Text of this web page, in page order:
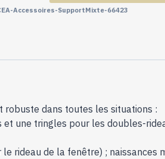
Mixtes
-
Accessoires-SupportMixte-66423
dans toutes les situations :
une tringles pour les doubles-
rideau de la fenêtre) ;